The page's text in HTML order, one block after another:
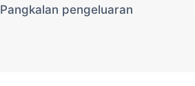
Pangkalan pengeluaran